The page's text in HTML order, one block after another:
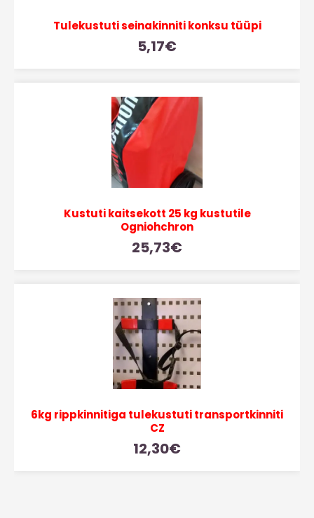
Tulekustuti seinakinniti konksu tüüpi
5,17€
Kustuti kaitsekott 25 kg kustutile
Ogniohchron
25,73€
6kg rippkinnitiga tulekustuti transportkinniti
CZ
12,30€